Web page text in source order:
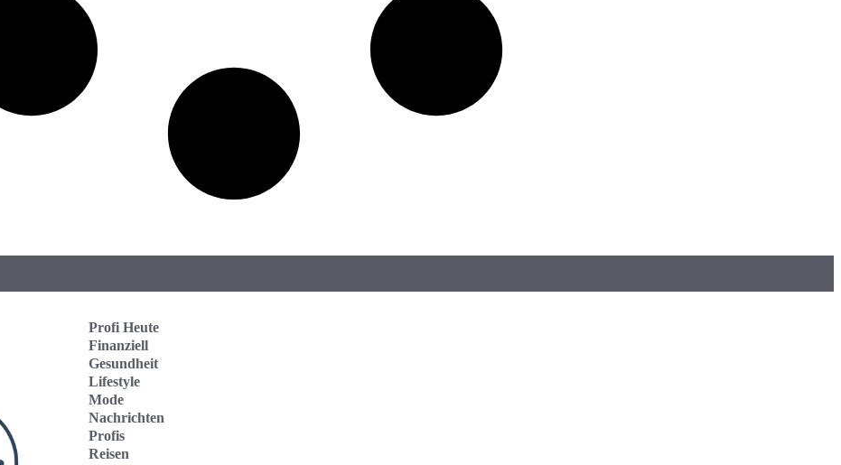
Profi Heute
Finanziell
Gesundheit
Lifestyle
Mode
Nachrichten
Profis
Reisen